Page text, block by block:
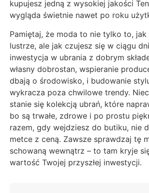
kupujesz jedną z wysokiej jakości
wygląda świetnie nawet po roku
Pamiętaj, że moda to nie tylko to,
lustrze, ale jak czujesz się w ciągu
inwestycja w ubrania z dobrym
własny dobrostan, wspieranie
dbają o środowisko, i budowanie
wykracza poza chwilowe trendy.
stanie się kolekcją ubrań, które
bo są trwałe, zdrowe i po prostu
razem, gdy wejdziesz do butiku, nie
metce z ceną. Zawsze sprawdzaj tę
schowaną wewnątrz – to tam kryje
wartość Twojej przyszłej inwestycji.